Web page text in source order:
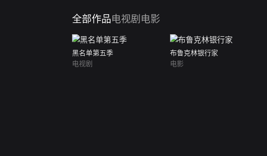
全部作品电视剧 电影
黑名单第五季
电视剧
布鲁克林银行家
电影